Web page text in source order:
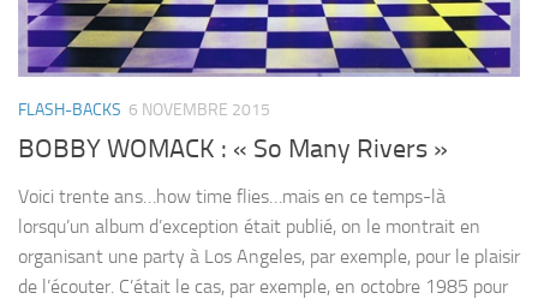
FLASH-BACKS 6 NOVEMBRE 2015
BOBBY WOMACK : « So Many Rivers »
Voici trente ans…how time flies…mais en ce temps-là
lorsqu’un album d’exception était publié, on le montrait en
organisant une party à Los Angeles, par exemple, pour le plaisir
de l’écouter. C’était le cas, par exemple, en octobre 1985 pour